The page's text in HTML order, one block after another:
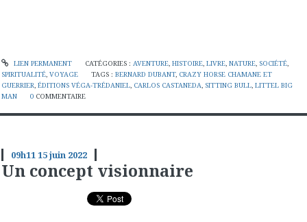
LIEN PERMANENT CATÉGORIES : AVENTURE, HISTOIRE, LIVRE, NATURE, SOCIÉTÉ,
SPIRITUALITÉ VOYAGE TAGS :BERNARD DUBANT, CRAZY HORSE CHAMANE ET
GUERRIER ÉDITIONS VÉGA-TRÉDANIEL CARLOS CASTANEDA SITTING BULL LITTEL BIG
MAN
0 COMMENTAIRE
09h11 15juin 2022
Un concept visionnaire